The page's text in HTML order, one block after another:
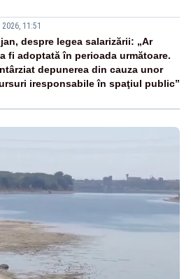
11:51
despre legea salarizării: „Ar
fi adoptată în perioada următoare.
depunerea din cauza unor
iresponsabile în spaţiul public”